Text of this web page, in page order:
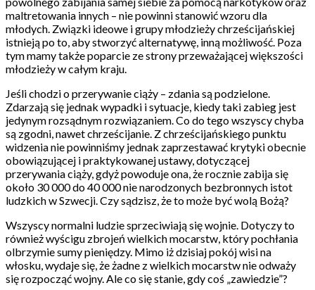
maltretowania innych – nie powinni stanowić wzoru dla
młodych. Związki ideowe i grupy młodzieży chrześcijańskiej
istnieją po to, aby stworzyć alternatywę, inną możliwość. Poza
tym mamy także poparcie ze strony przeważającej większości
młodzieży w całym kraju.
Jeśli chodzi o przerywanie ciąży – zdania są podzielone.
Zdarzają się jednak wypadki i sytuacje, kiedy taki zabieg jest
jedynym rozsądnym rozwiązaniem. Co do tego wszyscy chyba
są zgodni, nawet chrześcijanie. Z chrześcijańskiego punktu
widzenia nie powinniśmy jednak zaprzestawać krytyki obecnie
obowiązującej i praktykowanej ustawy, dotyczącej
przerywania ciąży, gdyż powoduje ona, że rocznie zabija się
około 30 000 do 40 000 nie narodzonych bezbronnych istot
ludzkich w Szwecji. Czy sądzisz, że to może być wolą Bożą?
Wszyscy normalni ludzie sprzeciwiają się wojnie. Dotyczy to
również wyścigu zbrojeń wielkich mocarstw, który pochłania
olbrzymie sumy pieniędzy. Mimo iż dzisiaj pokój wisi na
włosku, wydaje się, że żadne z wielkich mocarstw nie odważy
się rozpocząć wojny. Ale co się stanie, gdy coś „zawiedzie”?